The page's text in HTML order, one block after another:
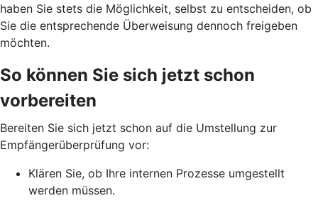
haben Sie stets die Möglichkeit, selbst zu entscheiden, ob
Sie die entsprechende Überweisung dennoch freigeben
möchten.
So können Sie sich jetzt schon
vorbereiten
Bereiten Sie sich jetzt schon auf die Umstellung zur
Empfängerüberprüfung vor:
Klären Sie, ob Ihre internen Prozesse umgestellt
werden müssen.